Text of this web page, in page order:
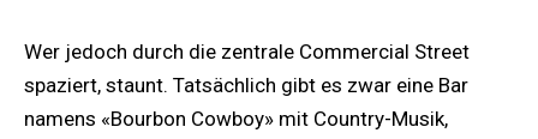
Wer jedoch durch die zentrale Commercial Street
spaziert, staunt. Tatsächlich gibt es zwar eine Bar
namens «Bourbon Cowboy» mit Country-Musik,